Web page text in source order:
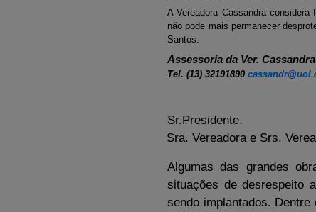
A Vereadora Cassandra
não pode mais permanecer
Santos.
Assessoria da Ver.
Tel. (13) 32191890
Sr.Presidente,
Sra. Vereadora e Srs.
Algumas das grandes
situações de desrespeito
sendo implantados.